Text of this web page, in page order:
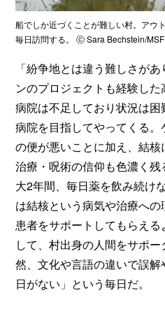
船でしか近づくことが難しい村。アウ
毎日訪問する。 ⓒ Sara Bechstein/MSF
「紛争地とは違う難しさが
ンのプロジェクトも経験し
病院は不足しており状況は
病院を目指してやってくる
の便が悪いことに加え、結
治療・呪術の信仰も色濃く
大2年間、毎日薬を飲み続け
は結核という病気や治療へ
患者をサポートしてもらえ
して、村出身の人間をサポ
然、文化や言語の違いで誤
日がない」という毎日だ。